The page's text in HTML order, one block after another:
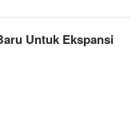
Untuk Ekspansi